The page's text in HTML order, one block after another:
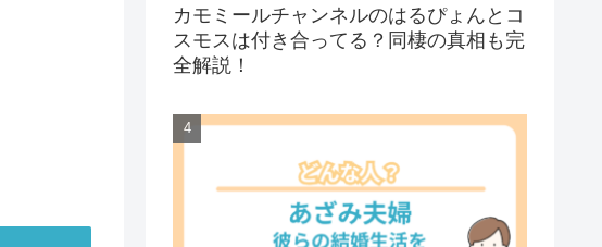
カモミールチャンネルのはるぴょんとコ
スモスは付き合ってる？同棲の真相も完
全解説！